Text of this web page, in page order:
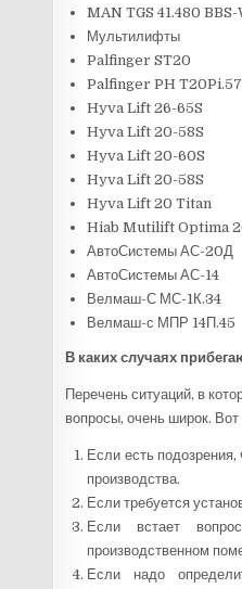
MAN TGS 41.480
Мультилифты
Palfinger ST20
Palfinger PH T20Pi.57
Hyva Lift 26-65S
Hyva Lift 20-58S
Hyva Lift 20-60S
Hyva Lift 20-58S
Hyva Lift 20 Titan
Hiab Mutilift Optima
АвтоСистемы АС-20Д
АвтоСистемы АС-14
Велмаш-С МС-1К.34
Велмаш-с МПР 14П.45
В каких случаях
Перечень ситуаций, в
вопросы, очень широк.
Если есть
производства.
Если требуется
Если встает
производственном
Если надо